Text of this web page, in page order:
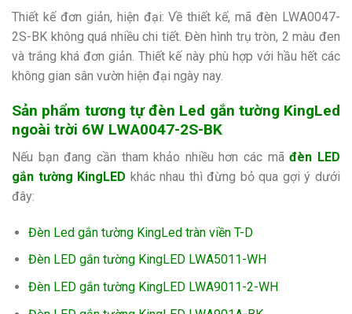
Thiết kế đơn giản, hiện đại: Về thiết kế, mã đèn LWA0047-
2S-BK không quá nhiều chi tiết. Đèn hình trụ tròn, 2 màu đen
và trắng khá đơn giản. Thiết kế này phù hợp với hầu hết các
không gian sân vườn hiện đại ngày nay.
Sản phẩm tương tự đèn Led gắn tường KingLed
ngoài trời 6W LWA0047-2S-BK
Nếu bạn đang cần tham khảo nhiều hơn các mãđèn LED
gắn tường KingLED khác nhau thì đừng bỏ qua gợi ý dưới
đây:
Đèn Led gắn tường KingLed tràn viền T-D
Đèn LED gắn tường KingLED LWA5011-WH
Đèn LED gắn tường KingLED LWA9011-2-WH